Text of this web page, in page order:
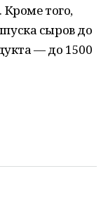
Кроме того,
сыров до
— до 1500